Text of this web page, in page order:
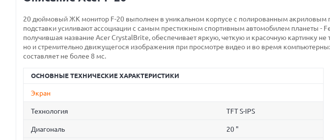
20 дюймовый ЖК монитор F-20 выполнен в уникальном корпусе с полированным акриловым
подставки усиливают ассоциации с самым престижным спортивным автомобилем планеты -
получившая название Acer CrystalBrite, обеспечивает яркую, четкую и красочную картинку
но и стремительно движущегося изображения при просмотре видео и во время
составляет не более 8 мс.
ОСНОВНЫЕ ТЕХНИЧЕСКИЕ ХАРАКТЕРИСТИКИ
Экран
Технология TFT S-IPS
Диагональ 20 "